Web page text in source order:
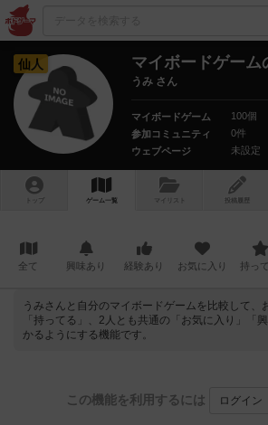
仙人 マイボードゲーム
うみ さん
マイボードゲーム
100個
参加コミュニティ
0件
ウェブページ
未設定
トップ ゲーム一覧 マイリスト 投稿履歴
全て 興味あり 経験あり お気に入り 持っ
うみさんと自分のマイボードゲームを比較して、
「持ってる」、2人とも共通の「お気に入り」「
かるようにする機能です。
この機能を利用するには ログイン